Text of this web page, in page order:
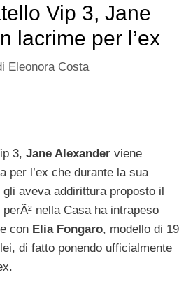
Vip 3, Jane
lacrime per l’ex
Eleonora Costa
3, Jane Alexander viene
per l’ex che durante la sua
aveva addirittura proposto il
nella Casa ha intrapeso
con Elia Fongaro, modello di 19
di fatto ponendo ufficialmente